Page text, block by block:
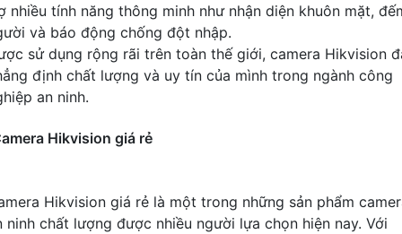
nhiều tính năng thông minh như nhận diện khuôn mặt,
và báo động chống đột nhập.
sử dụng rộng rãi trên toàn thế giới, camera Hikvision
định chất lượng và uy tín của mình trong ngành công
an ninh.
Hikvision giá rẻ
Hikvision giá rẻ là một trong những sản phẩm
ninh chất lượng được nhiều người lựa chọn hiện nay. Với